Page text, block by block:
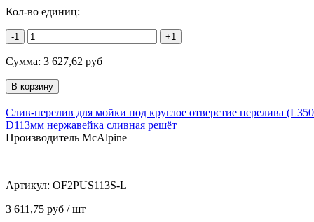
Кол-во единиц:
-1 +1
Сумма: 3 627,62 руб
Слив-перелив для мойки под круглое отверстие перелива
D113мм нержавейка сливная решёт
Производитель McAlpine
Артикул: OF2PUS113S-L
3 611,75 руб / шт